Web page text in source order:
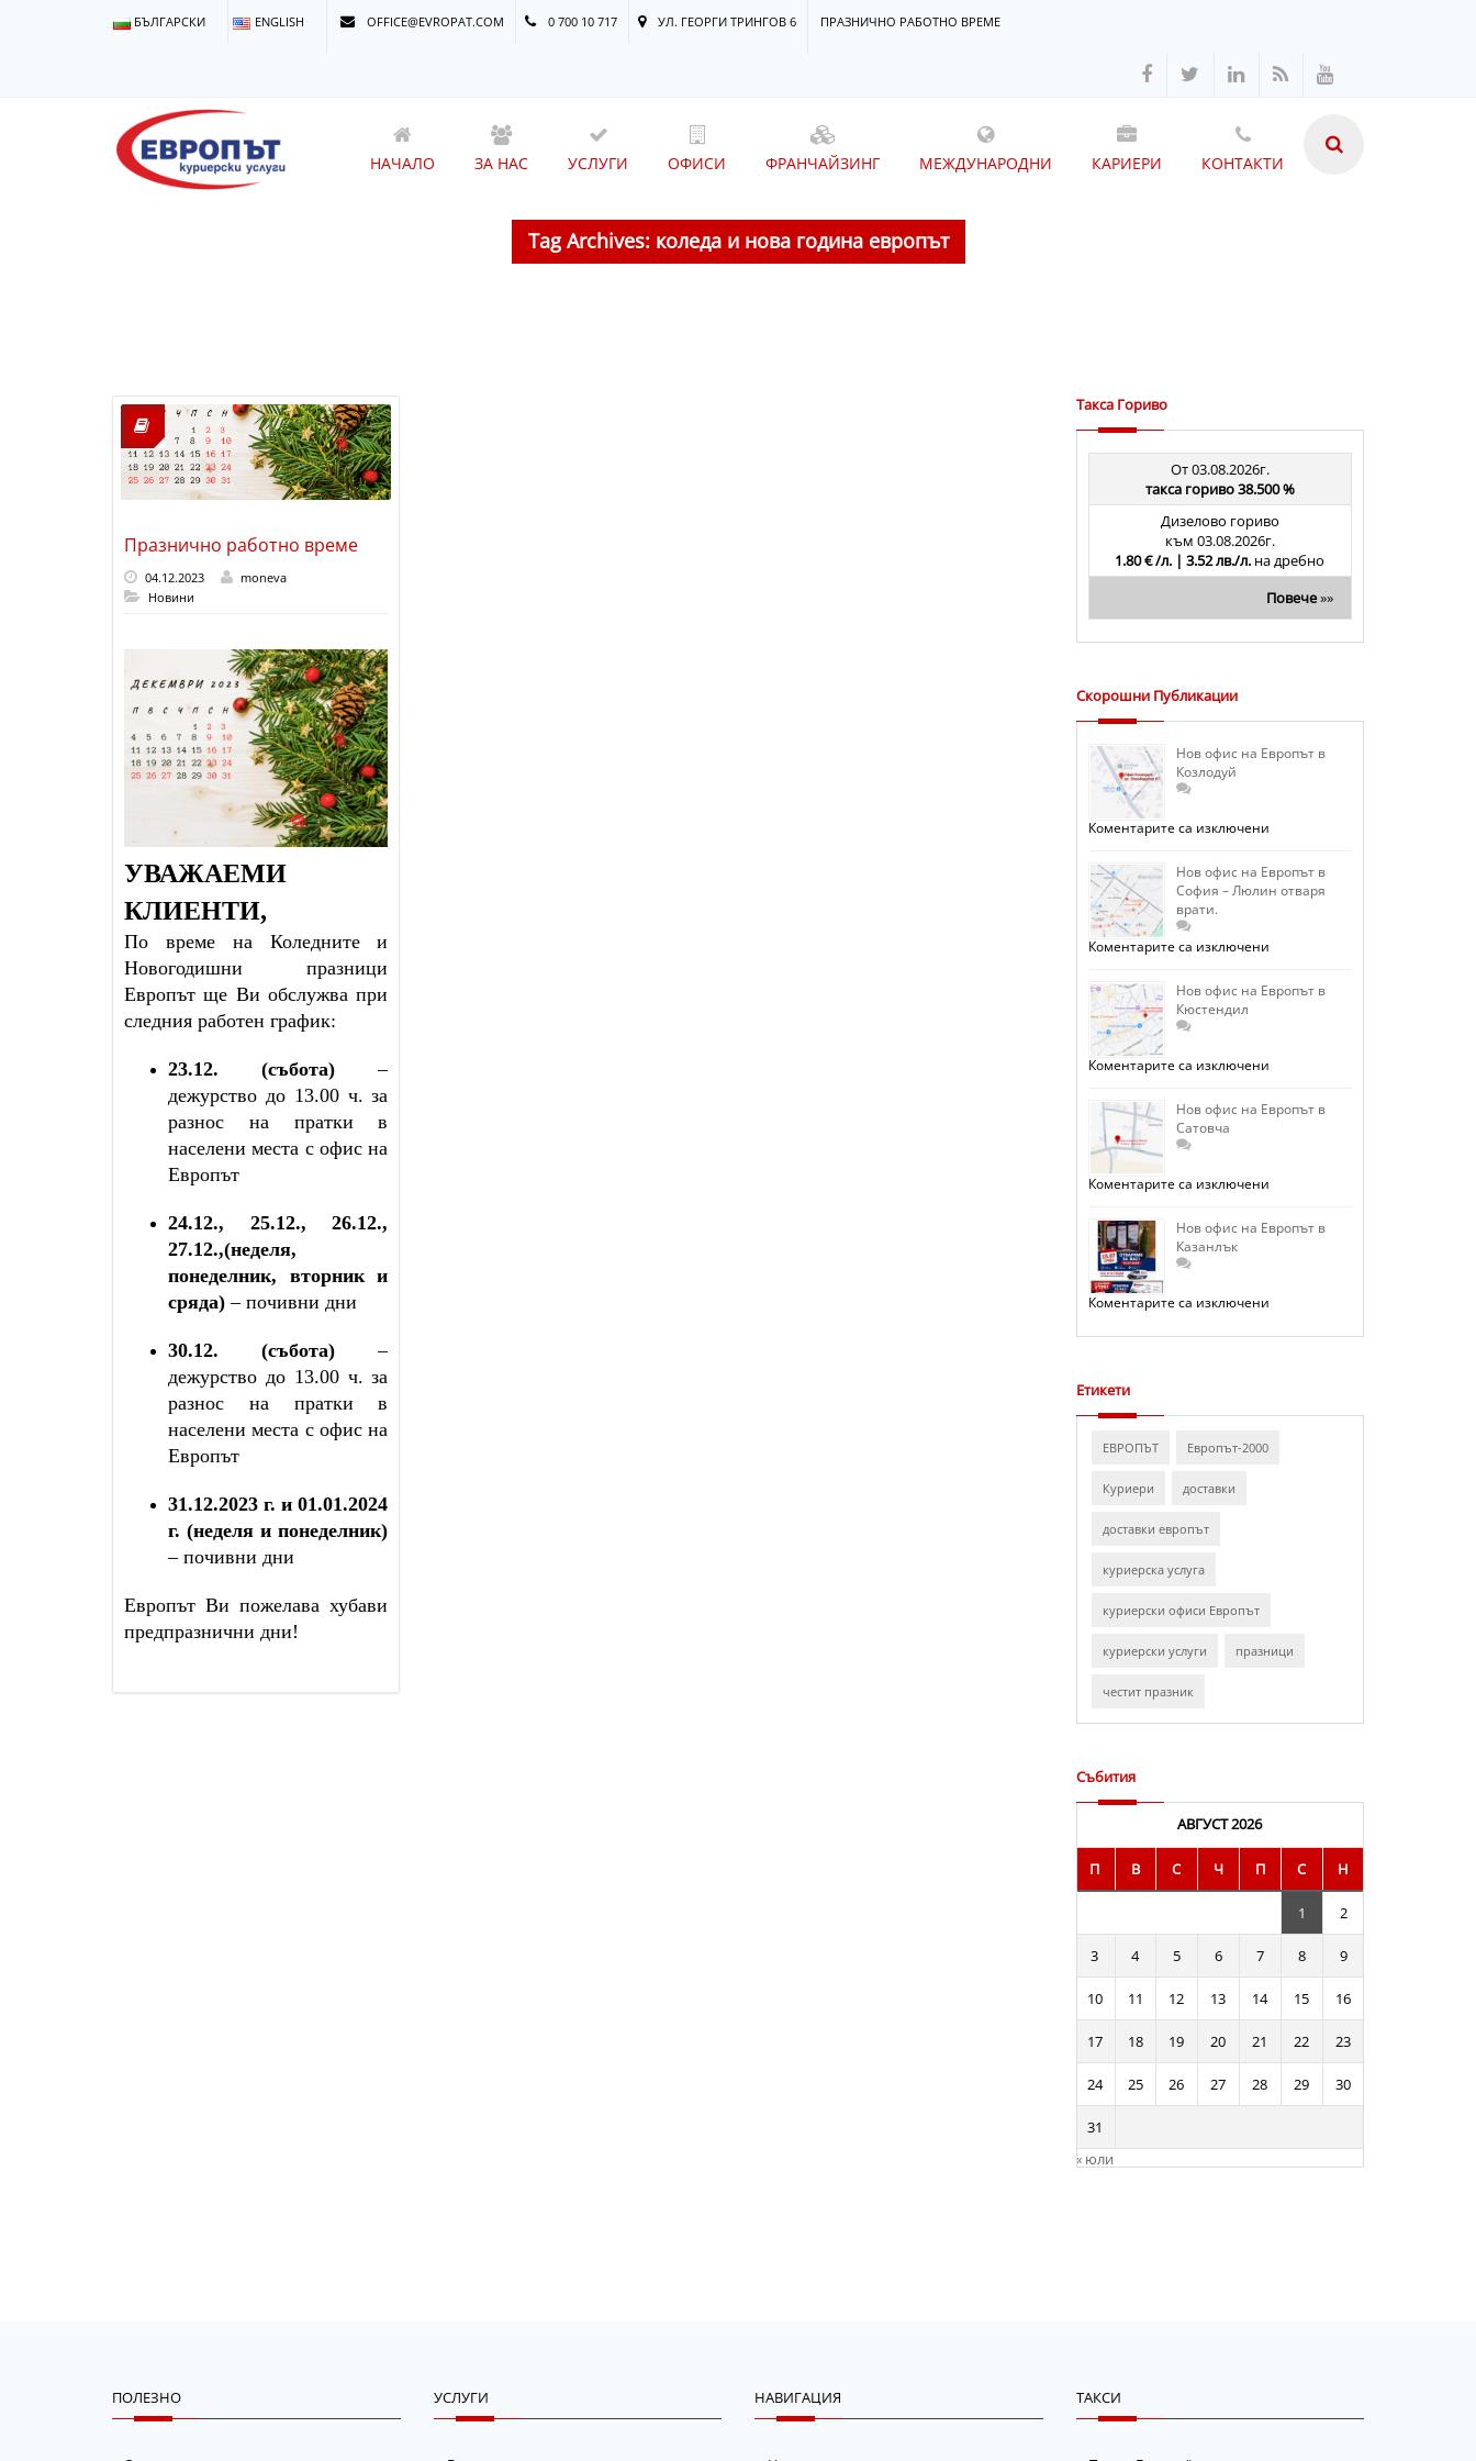
БЪЛГАРСКИ ENGLISH OFFICE@EVROPAT.COM 0 700 10 717 УЛ. ГЕОРГИ ТРИНГОВ 6 ПРАЗНИЧНО РАБОТНО ВРЕМЕ
НАЧАЛО ЗА НАС УСЛУГИ ОФИСИ ФРАНЧАЙЗИНГ МЕЖДУНАРОДНИ КАРИЕРИ КОНТАКТИ
Tag Archives: коледа и нова година европът
Празнично работно време
04.12.2023
moneva
Новини
УВАЖАЕМИ
КЛИЕНТИ,
По време на Коледните и
Новогодишни празници
Европът ще Ви обслужва при
следния работен график:
23.12. (събота) –
дежурство до 13.00 ч. за
разнос на пратки в
населени места с офис на
Европът
24.12., 25.12., 26.12.,
27.12.,(неделя,
понеделник, вторник и
сряда) – почивни дни
30.12. (събота) –
дежурство до 13.00 ч. за
разнос на пратки в
населени места с офис на
Европът
31.12.2023 г. и 01.01.2024
г. (неделя и понеделник)
– почивни дни
Европът Ви пожелава хубави
предпразнични дни!
Такса Гориво
От 03.08.2026г.
такса гориво 38.500 %
Дизелово гориво
към 03.08.2026г.
1.80 € /л. | 3.52 лв./л. на дребно
Повече»»
Скорошни Публикации
Нов офис на Европът в
Козлодуй
Коментарите са изключениза
на
Европът
в
Нов офис на Европът в
София – Люлин отваря
врати.
Коментарите са изключениза
на
Европът
Люлин
отваря
Нов офис на Европът в
Кюстендил
Коментарите са изключениза
на
Европът
Нов офис на Европът в
Сатовча
Коментарите са изключениза
на
Европът
Нов офис на Европът в
Казанлък
Коментарите са изключениза
Етикети
ЕВРОПЪТ Европът-2000
Куриери доставки
доставки европът
куриерска услуга
куриерски офиси Европът
куриерски услуги празници
честит празник
Събития
АВГУСТ 2026
П В С Ч П С Н
1 2
3 4 5 6 7 8 9
10 11 12 13 14 15 16
17 18 19 20 21 22 23
24 25 26 27 28 29 30
31
« юли
ПОЛЕЗНО УСЛУГИ НАВИГАЦИЯ ТАКСИ